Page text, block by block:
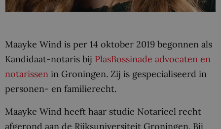
Maayke Wind is per 14 oktober 2019 begonnen als
Kandidaat-notaris bij PlasBossinade advocaten en
notarissen in Groningen. Zij is gespecialiseerd in
personen- en familierecht.
Maayke Wind heeft haar studie Notarieel recht
afgerond aan de Rijksuniversiteit Groningen. Bij